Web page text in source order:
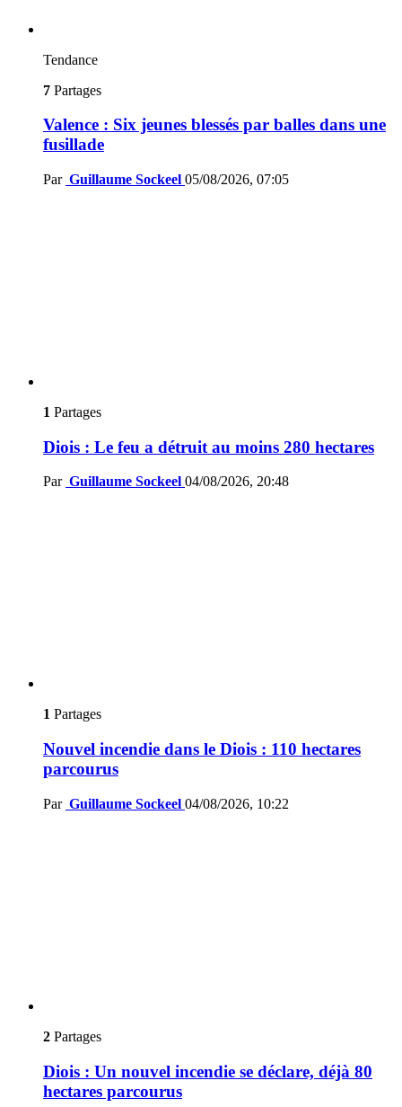
Tendance
7 Partages
Valence : Six jeunes blessés par balles dans une
fusillade
Par Guillaume Sockeel 05/08/2026, 07:05
1 Partages
Diois : Le feu a détruit au moins 280 hectares
Par Guillaume Sockeel 04/08/2026, 20:48
1 Partages
Nouvel incendie dans le Diois : 110 hectares
parcourus
Par Guillaume Sockeel 04/08/2026, 10:22
2 Partages
Diois : Un nouvel incendie se déclare, déjà 80
hectares parcourus